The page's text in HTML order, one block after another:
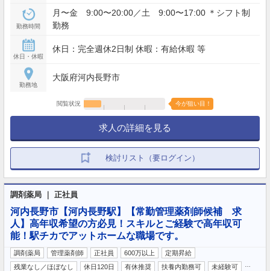
勤務時間
月〜金 9:00〜20:00／土 9:00〜17:00 ＊シフト制
勤務
休日・休暇
休日：完全週休2日制 休暇：有給休暇 等
勤務地
大阪府河内長野市
閲覧状況 今が狙い目！
求人の詳細を見る
検討リスト（要ログイン）
調剤薬局 ｜ 正社員
河内長野市【河内長野駅】【常勤管理薬剤師候補 求
人】高年収希望の方必見！スキルとご経験で高年収可
能！駅チカでアットホームな職場です。
調剤薬局 管理薬剤師 正社員 600万以上
定期昇給
残業なし／ほぼなし
休日120日 有休推奨 扶養内勤務可 未経験可